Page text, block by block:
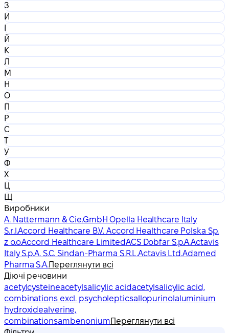
З
И
І
Й
К
Л
М
Н
О
П
Р
С
Т
У
Ф
Х
Ц
Щ
Виробники
A. Nattermann & Cie.GmbH Opella Healthcare Italy
S.r.l.Accord Healthcare B.V. Accord Healthcare Polska Sp.
z o.o.Accord Healthcare LimitedACS Dobfar S.p.A.Actavis
Italy S.p.A. S.C. Sindan-Pharma S.R.L.Actavis Ltd.Adamed
Pharma S.A.Переглянути всі
Діючі речовини
acetylcysteineacetylsalicylic acidacetylsalicylic acid,
combinations excl. psycholepticsallopurinolaluminium
hydroxidealverine,
combinationsambenoniumПереглянути всі